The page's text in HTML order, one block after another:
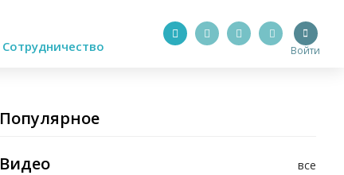
Сотрудничество Войти
Популярное
все
Видео